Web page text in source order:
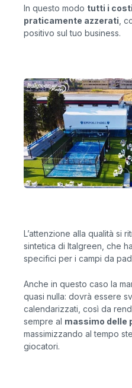
In questo modo tutti i
praticamente azzerati ,
positivo sul tuo business.
L’attenzione alla qualità si
sintetica di Italgreen, che
specifici per i campi da
Anche in questo caso la
quasi nulla: dovrà essere
calendarizzati, così da
sempre al massimo delle
massimizzando al tempo
giocatori.